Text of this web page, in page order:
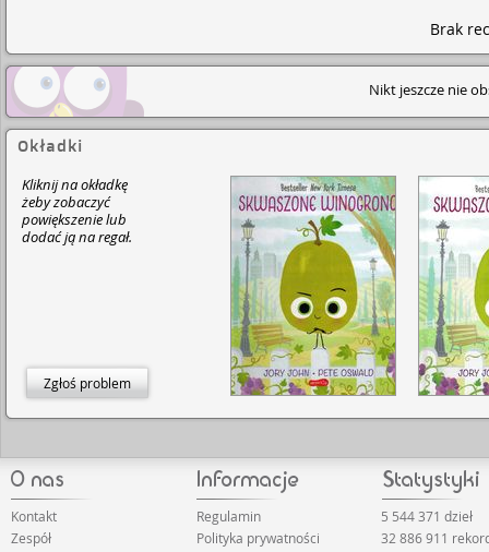
Brak
Nikt jeszcze nie
Okładki
Kliknij na okładkę
żeby zobaczyć
powiększenie lub
dodać ją na regał.
Zgłoś problem
Kontakt
Zespół
Regulamin
Polityka prywatności
5 544 371 dzieł
32 886 911